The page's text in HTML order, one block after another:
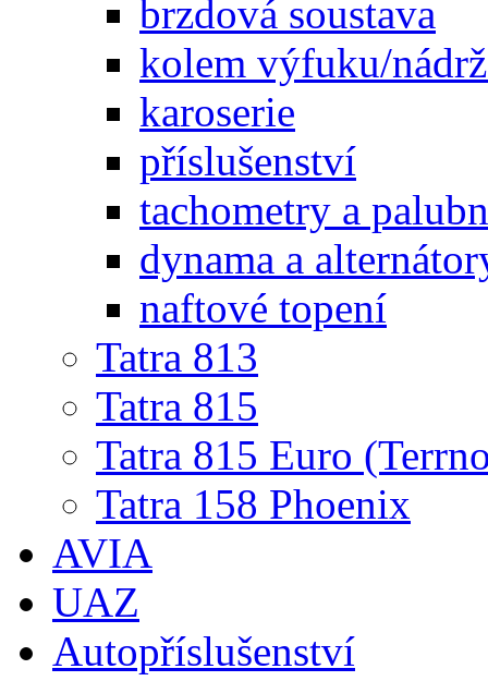
brzdová soustava
kolem výfuku/
karoserie
příslušenství
tachometry a
dynama a
naftové topení
Tatra 813
Tatra 815
Tatra 815 Euro
Tatra 158 Phoenix
AVIA
UAZ
Autopříslušenství